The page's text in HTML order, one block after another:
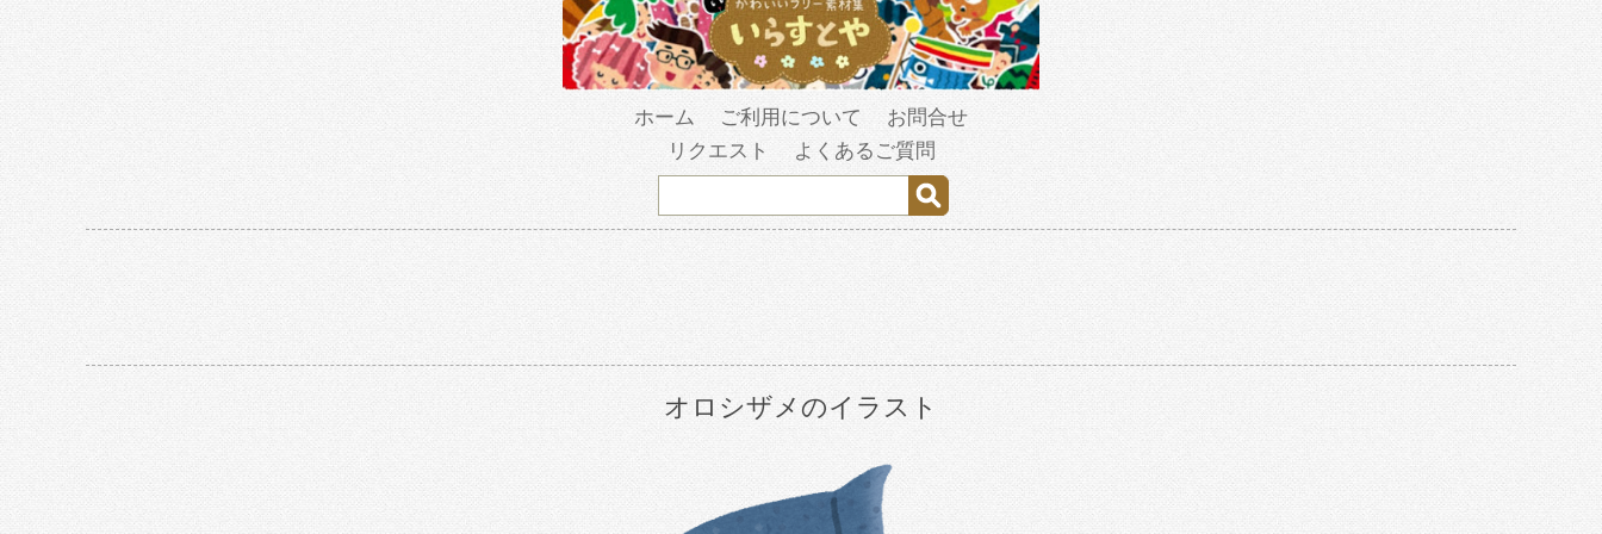
ホーム ご利用について
お問合せ
リクエスト
よくあるご質問
オロシザメのイラスト